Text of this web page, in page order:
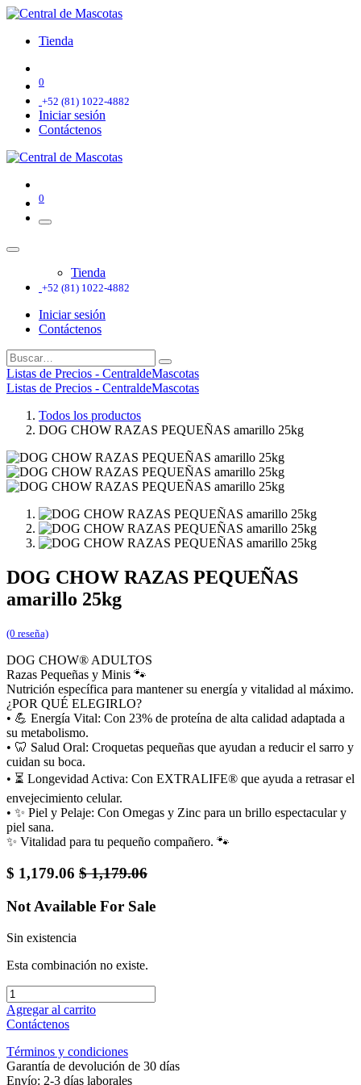
Tienda
0
+52 (81) 1022-4882
Iniciar sesión
Contáctenos
0
Tienda
+52 (81) 1022-4882
Iniciar sesión
Contáctenos
Listas de Precios - CentraldeMascotas
Listas de Precios - CentraldeMascotas
Todos los productos
DOG CHOW RAZAS PEQUEÑAS amarillo 25kg
DOG CHOW RAZAS PEQUEÑAS
amarillo 25kg
(0 reseña)
DOG CHOW® ADULTOS
Razas Pequeñas y Minis 🐾
Nutrición específica para mantener su energía y vitalidad al máximo.
¿POR QUÉ ELEGIRLO?
• 💪 Energía Vital: Con 23% de proteína de alta calidad adaptada a
su metabolismo.
• 🦷 Salud Oral: Croquetas pequeñas que ayudan a reducir el sarro y
cuidan su boca.
• ⏳ Longevidad Activa: Con EXTRALIFE® que ayuda a retrasar el
envejecimiento celular.
• ✨ Piel y Pelaje: Con Omegas y Zinc para un brillo espectacular y
piel sana.
✨ Vitalidad para tu pequeño compañero. 🐾
$ 1,179.06 $1,179.06
Not Available For Sale
Sin existencia
Esta combinación no existe.
Agregar al carrito
Contáctenos
Términos y condiciones
Garantía de devolución de 30 días
Envío: 2-3 días laborales